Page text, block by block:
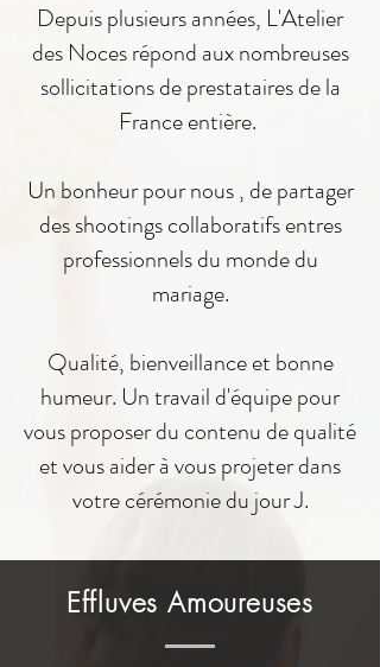
Depuis plusieurs années, L'Atelier
des Noces répond aux nombreuses
sollicitations de prestataires de la
France entière.
Un bonheur pour nous , de partager
des shootings collaboratifs entres
professionnels du monde du
mariage.
Qualité, bienveillance et bonne
humeur. Un travail d'équipe pour
vous proposer du contenu de qualité
et vous aider à vous projeter dans
votre cérémonie du jour J.
Effluves Amoureuses